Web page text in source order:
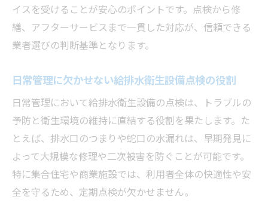
れ
安心のための給排水衛生設備点検書類管理
ト
行政対応も万全な給排水衛生設備点検体制
づくり
快適な日常を支える設備点検の重要性と実践術
給排水衛生設備点検が日常生活に与える安
心感
快適環境を保つための給排水衛生設備点検
イスを受けることが安心のポイントです。点検から修
繕、アフターサービスまで一貫した対応が、信頼できる
業者選びの判断基準となります。
日常管理に欠かせない給排水衛生設備点検の役割
日常管理において給排水衛生設備の点検は、トラブルの
予防と衛生環境の維持に直結する役割を果たします。た
とえば、排水口のつまりや蛇口の水漏れは、早期発見に
よって大規模な修理や二次被害を防ぐことが可能です。
特に集合住宅や商業施設では、利用者全体の快適性や安
全を守るため、定期点検が欠かせません。